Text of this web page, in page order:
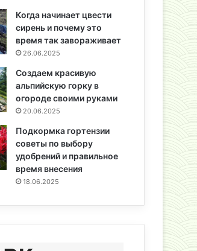
Когда начинает цвести
сирень и почему это
время так завораживает
26.06.2025
Создаем красивую
альпийскую горку в
огороде своими руками
20.06.2025
Подкормка гортензии
советы по выбору
удобрений и правильное
время внесения
18.06.2025